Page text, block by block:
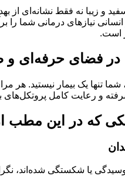
سفید و زیبا نه فقط نشانه‌ای
انسانی نیازهای درمانی شما را
است.
در فضای حرفه‌ای
تنها یک بیمار نیستید.
و رعایت کامل
که در این مطب
یا شکستگی شده‌اند،